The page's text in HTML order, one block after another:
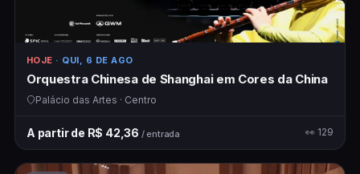
HOJE · QUI, 6 DE AGO
Orquestra Chinesa de Shanghai em Cores da China
Palácio das Artes · Centro
A partir de R$ 42,36 / entrada 👀 129